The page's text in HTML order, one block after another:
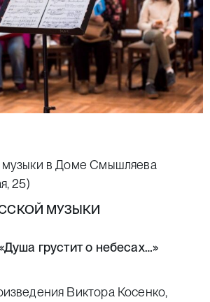
в Доме Смышляева
25)
МУЗЫКИ
грустит о небесах…»
Виктора Косенко,